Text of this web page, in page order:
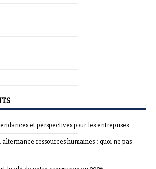
et perspectives pour les entreprises
ressources humaines : quoi ne pas